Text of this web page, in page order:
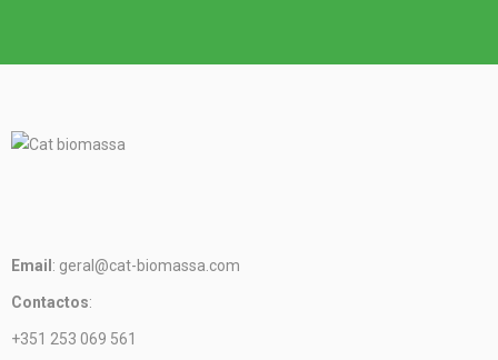
Email : geral@cat-biomassa.com
Contactos:
+351 253 069 561